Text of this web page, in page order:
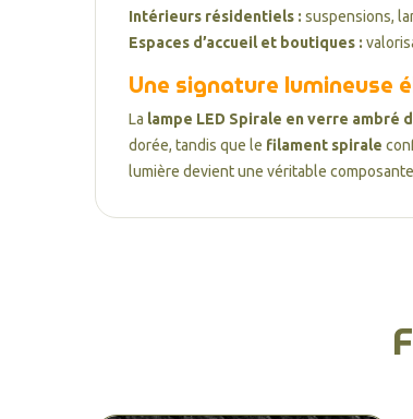
Intérieurs résidentiels : suspensions,
Espaces d’accueil et boutiques :
Une signature lumineuse
La lampe LED Spirale en verre ambré
dorée, tandis que le filament spirale
lumière devient une véritable